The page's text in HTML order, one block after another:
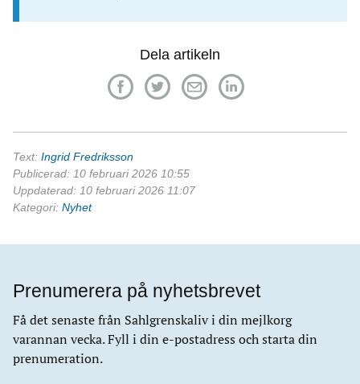
Dela artikeln
Text: Ingrid Fredriksson
Publicerad: 10 februari 2026 10:55
Uppdaterad: 10 februari 2026 11:07
Kategori: Nyhet
Prenumerera på nyhetsbrevet
Få det senaste från Sahlgrenskaliv i din mejlkorg
varannan vecka. Fyll i din e-postadress och starta din
prenumeration.